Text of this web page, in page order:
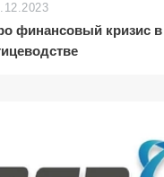
финансовый кризис в